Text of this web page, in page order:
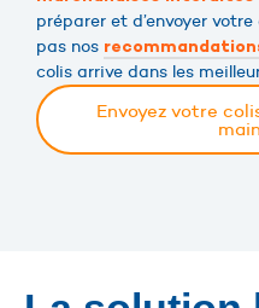
préparer et d’envoyer votre
pas nos
colis arrive dans les
Envoyez votre